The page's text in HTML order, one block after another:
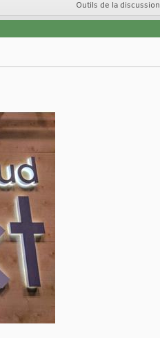
Outils de la discussion